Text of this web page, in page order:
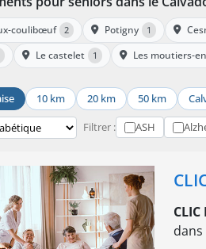
coulibœuf 2 Potigny 1
Le castelet 1 Les moutiers-
10 km 20 km 50 km
Filtrer : ASH
CLIC
dans